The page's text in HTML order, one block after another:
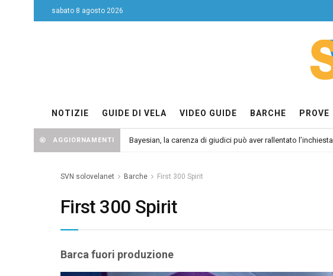
sabato 8 agosto 2026
NOTIZIE GUIDE DI VELA VIDEO GUIDE BARCHE PROVE
AGGIORNAMENTI Bayesian, la carenza di giudici può aver rallentato l’inchiesta
SVN solovelanet Barche First 300 Spirit
First 300 Spirit
Barca fuori produzione